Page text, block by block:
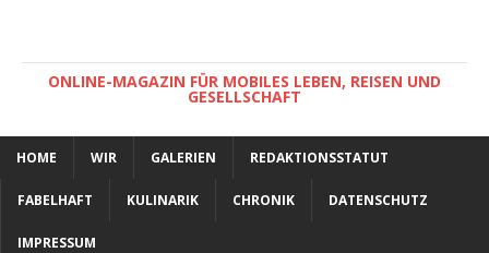
ONLINE-MAGAZIN FÜR MOBILES LEBEN, REISEN UND
GESELLSCHAFT
HOME WIR GALERIEN REDAKTIONSSTATUT
FABELHAFT KULINARIK CHRONIK DATENSCHUTZ
IMPRESSUM